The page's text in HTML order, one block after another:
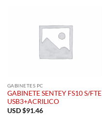
GABINETES PC
GABINETE SENTEY FS10 S/FTE
USB3+ACRILICO
USD $91.46